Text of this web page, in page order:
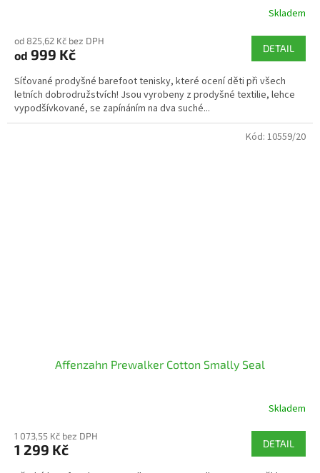
Skladem
od 825,62 Kč bez DPH
od 999 Kč DETAIL
Síťované prodyšné barefoot tenisky, které ocení děti při všech
letních dobrodružstvích! Jsou vyrobeny z prodyšné textilie, lehce
vypodšívkované, se zapínáním na dva suché...
Affenzahn Prewalker Cotton Smally Seal
Skladem
1 073,55 Kč bez DPH
1 299 Kč DETAIL
Kód: 10559/20